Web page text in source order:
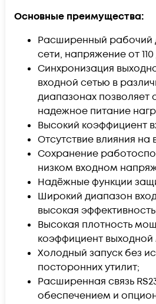
Основные преимущества:
Расширенный рабочий
сети, напряжение от 110
Синхронизация
входной сетью в
диапазонах позволяет
надежное питание
Высокий коэффициент
Отсутствие влияния на
Сохранение
низком входном
Надёжные функции
Широкий диапазон
высокая
Высокая плотность
коэффициент
Холодный запуск без
посторонних утилит;
Расширенная связь
обеспечением и